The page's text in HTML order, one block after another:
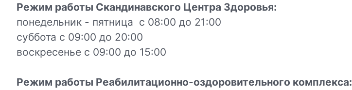
Режим работы Скандинавского Центра Здоровья:
понедельник - пятница с 08:00 до 21:00
суббота с 09:00 до 20:00
воскресенье с 09:00 до 15:00
Режим работы Реабилитационно-оздоровительного комплекса: